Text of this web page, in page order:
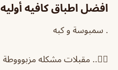
افضل اطباق كافيه أوليه
. سمبوسة و كبه
👍🏻.. مقبلات مشكله مزبوووطة